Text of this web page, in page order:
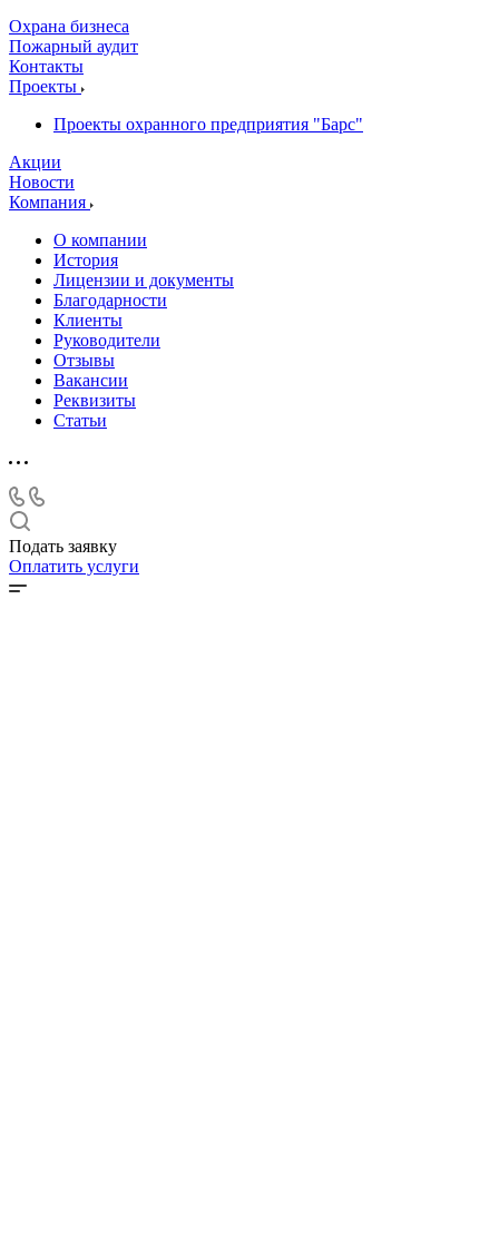
Охрана бизнеса
Пожарный аудит
Контакты
Проекты
Проекты охранного предприятия "Барс"
Акции
Новости
Компания
О компании
История
Лицензии и документы
Благодарности
Клиенты
Руководители
Отзывы
Вакансии
Реквизиты
Статьи
Подать заявку
Оплатить услуги